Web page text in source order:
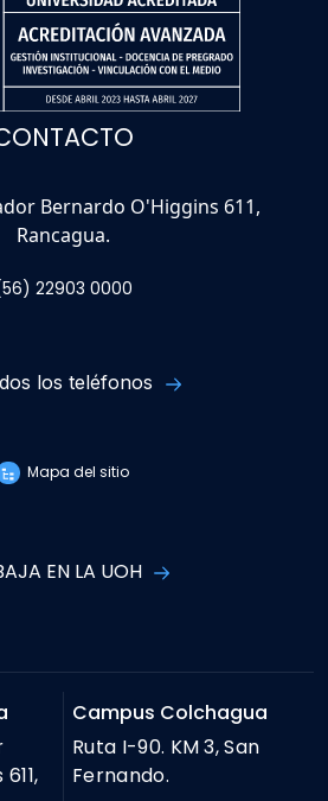
Bernardo O'Higgins 611,
Rancagua.
22903 0000
los teléfonos
Mapa del sitio
EN LA UOH
Campus Colchagua
Ruta I-90. KM 3, San
Fernando.